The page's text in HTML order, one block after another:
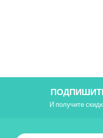
И получите